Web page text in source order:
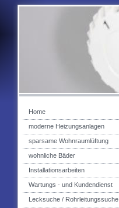
Home
moderne Heizungsanlagen
sparsame Wohnraumlüftung
wohnliche Bäder
Installationsarbeiten
Wartungs - und Kundendienst
Lecksuche / Rohrleitungssuche